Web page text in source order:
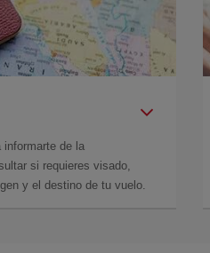
de la
si requieres visado,
y el destino de tu vuelo.